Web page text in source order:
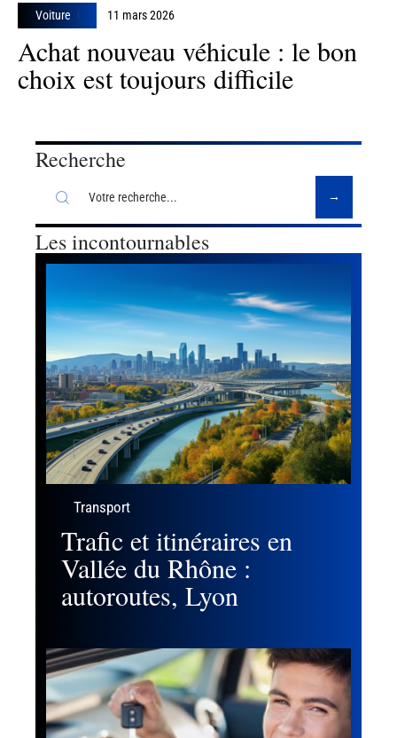
Voiture 11 mars 2026
Achat nouveau véhicule : le bon
choix est toujours difficile
Recherche
Les incontournables
Transport
Trafic et itinéraires en
Vallée du Rhône :
autoroutes, Lyon